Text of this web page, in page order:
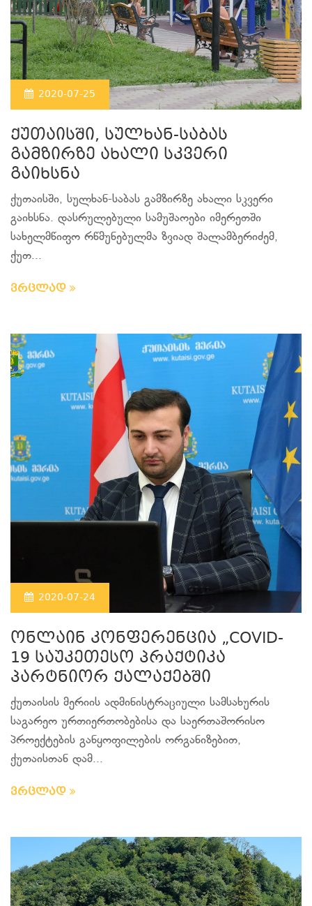
2020-07-25
ქუთაისში, სულხან-საბას
გამზირზე ახალი სკვერი
გაიხსნა
ქუთაისში, სულხან-საბას გამზირზე ახალი სკვერი
გაიხსნა. დასრულებული სამუშაოები იმერეთში
სახელმწიფო რწმუნებულმა ზვიად შალამბერიძემ,
ქუთ...
ვრცლად
2020-07-24
ონლაინ კონფერენცია „COVID-
19 საუკეთესო პრაქტიკა
პარტნიორ ქალაქებში
ქუთაისის მერიის ადმინისტრაციული სამსახურის
საგარეო ურთიერთობებისა და საერთაშორისო
პროექტების განყოფილების ორგანიზებით,
ქუთაისთან დამ...
ვრცლად